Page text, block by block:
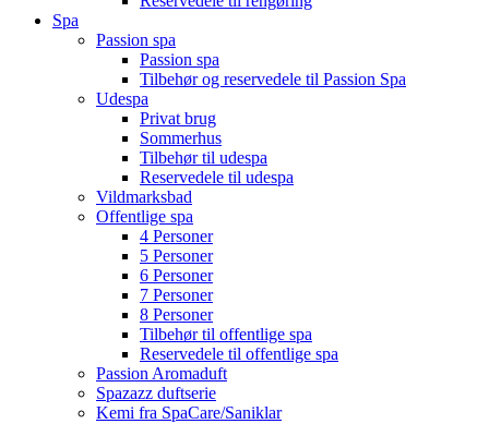
Spa
Passion spa
Passion spa
Tilbehør og reservedele til Passion Spa
Udespa
Privat brug
Sommerhus
Tilbehør til udespa
Reservedele til udespa
Vildmarksbad
Offentlige spa
4 Personer
5 Personer
6 Personer
7 Personer
8 Personer
Tilbehør til offentlige spa
Reservedele til offentlige spa
Passion Aromaduft
Spazazz duftserie
Kemi fra SpaCare/Saniklar